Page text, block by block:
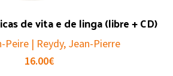
de vita e de linga (libre + CD)
Peire | Reydy, Jean-Pierre
16.00€